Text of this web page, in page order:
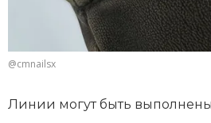
@cmnailsx
Линии могут быть